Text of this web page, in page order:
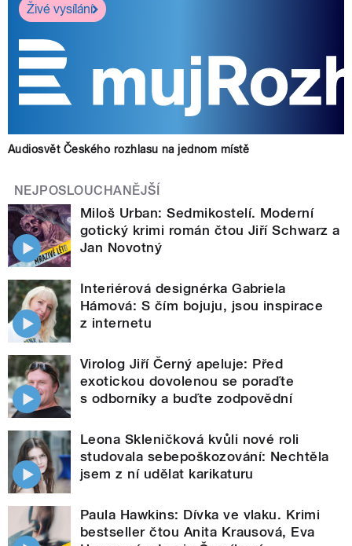
Živé vysílání
Audiosvět Českého rozhlasu na jednom místě
NEJPOSLOUCHANĚJŠÍ
Miloš Urban: Sedmikostelí. Moderní
gotický krimi román čtou Jiří Schwarz a
Jan Novotný
Interiérová designérka Gabriela
Hámová: S čím bojuju, jsou inspirace
z internetu
Virolog Jiří Černý apeluje: Před
exotickou dovolenou se poraďte
s odborníky a buďte zodpovědní
Leona Skleničková kvůli nové roli
studovala sebepoškozování: Nechtěla
jsem z ní udělat karikaturu
Paula Hawkins: Dívka ve vlaku. Krimi
bestseller čtou Anita Krausová, Eva